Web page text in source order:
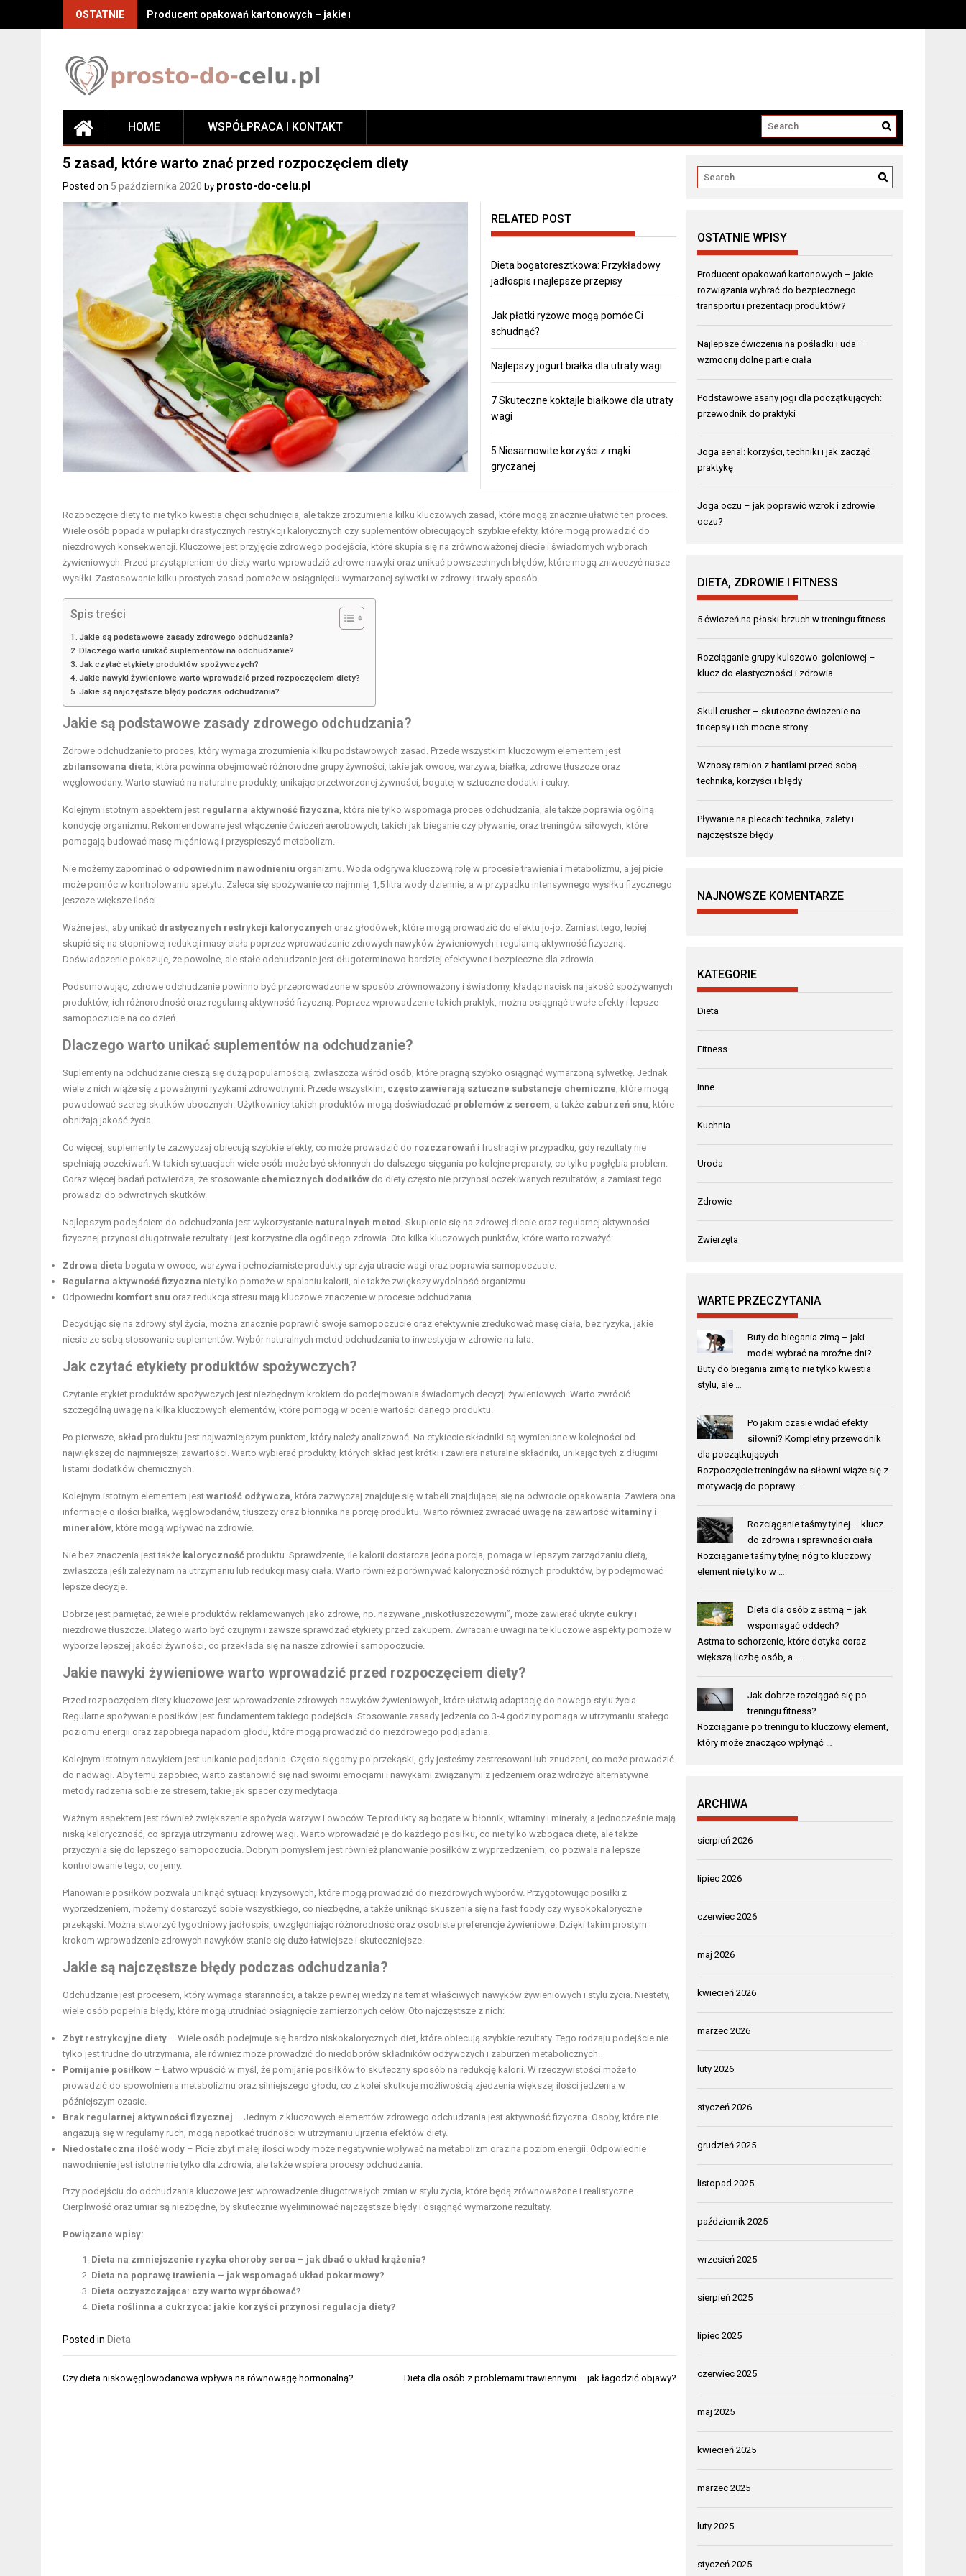
OSTATNIE Producent opakowań kartonowych – jakie rozwiązania wybrać do bezpiecznego transportu i prezentacji produktów?
HOME WSPÓŁPRACA I KONTAKT
5 zasad, które warto znać przed rozpoczęciem diety
Posted on 5 października 2020 by prosto-do-celu.pl
RELATED POST
Dieta bogatoresztkowa: Przykładowy
jadłospis i najlepsze przepisy
Jak płatki ryżowe mogą pomóc Ci
schudnąć?
Najlepszy jogurt białka dla utraty wagi
7 Skuteczne koktajle białkowe dla utraty
wagi
5 Niesamowite korzyści z mąki
gryczanej
Rozpoczęcie diety to nie tylko kwestia chęci schudnięcia, ale także zrozumienia kilku kluczowych zasad, które mogą znacznie ułatwić ten proces.
Wiele osób popada w pułapki drastycznych restrykcji kalorycznych czy suplementów obiecujących szybkie efekty, które mogą prowadzić do
niezdrowych konsekwencji. Kluczowe jest przyjęcie zdrowego podejścia, które skupia się na zrównoważonej diecie i świadomych wyborach
żywieniowych. Przed przystąpieniem do diety warto wprowadzić zdrowe nawyki oraz unikać powszechnych błędów, które mogą zniweczyć nasze
wysiłki. Zastosowanie kilku prostych zasad pomoże w osiągnięciu wymarzonej sylwetki w zdrowy i trwały sposób.
Spis treści
Jakie są podstawowe zasady zdrowego odchudzania?
Dlaczego warto unikać suplementów na odchudzanie?
Jak czytać etykiety produktów spożywczych?
Jakie nawyki żywieniowe warto wprowadzić przed rozpoczęciem diety?
Jakie są najczęstsze błędy podczas odchudzania?
Jakie są podstawowe zasady zdrowego odchudzania?
Zdrowe odchudzanie to proces, który wymaga zrozumienia kilku podstawowych zasad. Przede wszystkim kluczowym elementem jest
zbilansowana dieta, która powinna obejmować różnorodne grupy żywności, takie jak owoce, warzywa, białka, zdrowe tłuszcze oraz
węglowodany. Warto stawiać na naturalne produkty, unikając przetworzonej żywności, bogatej w sztuczne dodatki i cukry.
Kolejnym istotnym aspektem jest regularna aktywność fizyczna, która nie tylko wspomaga proces odchudzania, ale także poprawia ogólną
kondycję organizmu. Rekomendowane jest włączenie ćwiczeń aerobowych, takich jak bieganie czy pływanie, oraz treningów siłowych, które
pomagają budować masę mięśniową i przyspieszyć metabolizm.
Nie możemy zapominać o odpowiednim nawodnieniu organizmu. Woda odgrywa kluczową rolę w procesie trawienia i metabolizmu, a jej picie
może pomóc w kontrolowaniu apetytu. Zaleca się spożywanie co najmniej 1,5 litra wody dziennie, a w przypadku intensywnego wysiłku fizycznego
jeszcze większe ilości.
Ważne jest, aby unikać drastycznych restrykcji kalorycznych oraz głodówek, które mogą prowadzić do efektu jo-jo. Zamiast tego, lepiej
skupić się na stopniowej redukcji masy ciała poprzez wprowadzanie zdrowych nawyków żywieniowych i regularną aktywność fizyczną.
Doświadczenie pokazuje, że powolne, ale stałe odchudzanie jest długoterminowo bardziej efektywne i bezpieczne dla zdrowia.
Podsumowując, zdrowe odchudzanie powinno być przeprowadzone w sposób zrównoważony i świadomy, kładąc nacisk na jakość spożywanych
produktów, ich różnorodność oraz regularną aktywność fizyczną. Poprzez wprowadzenie takich praktyk, można osiągnąć trwałe efekty i lepsze
samopoczucie na co dzień.
Dlaczego warto unikać suplementów na odchudzanie?
Suplementy na odchudzanie cieszą się dużą popularnością, zwłaszcza wśród osób, które pragną szybko osiągnąć wymarzoną sylwetkę. Jednak
wiele z nich wiąże się z poważnymi ryzykami zdrowotnymi. Przede wszystkim, często zawierają sztuczne substancje chemiczne, które mogą
powodować szereg skutków ubocznych. Użytkownicy takich produktów mogą doświadczać problemów z sercem, a także zaburzeń snu, które
obniżają jakość życia.
Co więcej, suplementy te zazwyczaj obiecują szybkie efekty, co może prowadzić do rozczarowań i frustracji w przypadku, gdy rezultaty nie
spełniają oczekiwań. W takich sytuacjach wiele osób może być skłonnych do dalszego sięgania po kolejne preparaty, co tylko pogłębia problem.
Coraz więcej badań potwierdza, że stosowanie chemicznych dodatków do diety często nie przynosi oczekiwanych rezultatów, a zamiast tego
prowadzi do odwrotnych skutków.
Najlepszym podejściem do odchudzania jest wykorzystanie naturalnych metod . Skupienie się na zdrowej diecie oraz regularnej aktywności
fizycznej przynosi długotrwałe rezultaty i jest korzystne dla ogólnego zdrowia. Oto kilka kluczowych punktów, które warto rozważyć:
Zdrowa dieta bogata w owoce, warzywa i pełnoziarniste produkty sprzyja utracie wagi oraz poprawia samopoczucie.
Regularna aktywność fizyczna nie tylko pomoże w spalaniu kalorii, ale także zwiększy wydolność organizmu.
Odpowiedni komfort snu oraz redukcja stresu mają kluczowe znaczenie w procesie odchudzania.
Decydując się na zdrowy styl życia, można znacznie poprawić swoje samopoczucie oraz efektywnie zredukować masę ciała, bez ryzyka, jakie
niesie ze sobą stosowanie suplementów. Wybór naturalnych metod odchudzania to inwestycja w zdrowie na lata.
Jak czytać etykiety produktów spożywczych?
Czytanie etykiet produktów spożywczych jest niezbędnym krokiem do podejmowania świadomych decyzji żywieniowych. Warto zwrócić
szczególną uwagę na kilka kluczowych elementów, które pomogą w ocenie wartości danego produktu.
Po pierwsze, skład produktu jest najważniejszym punktem, który należy analizować. Na etykiecie składniki są wymieniane w kolejności od
największej do najmniejszej zawartości. Warto wybierać produkty, których skład jest krótki i zawiera naturalne składniki, unikając tych z długimi
listami dodatków chemicznych.
Kolejnym istotnym elementem jest wartość odżywcza, która zazwyczaj znajduje się w tabeli znajdującej się na odwrocie opakowania. Zawiera ona
informacje o ilości białka, węglowodanów, tłuszczy oraz błonnika na porcję produktu. Warto również zwracać uwagę na zawartość witaminy i
minerałów, które mogą wpływać na zdrowie.
Nie bez znaczenia jest także kaloryczność produktu. Sprawdzenie, ile kalorii dostarcza jedna porcja, pomaga w lepszym zarządzaniu dietą,
zwłaszcza jeśli zależy nam na utrzymaniu lub redukcji masy ciała. Warto również porównywać kaloryczność różnych produktów, by podejmować
lepsze decyzje.
Dobrze jest pamiętać, że wiele produktów reklamowanych jako zdrowe, np. nazywane „niskotłuszczowymi”, może zawierać ukryte cukry i
niezdrowe tłuszcze. Dlatego warto być czujnym i zawsze sprawdzać etykiety przed zakupem. Zwracanie uwagi na te kluczowe aspekty pomoże w
wyborze lepszej jakości żywności, co przekłada się na nasze zdrowie i samopoczucie.
Jakie nawyki żywieniowe warto wprowadzić przed rozpoczęciem diety?
Przed rozpoczęciem diety kluczowe jest wprowadzenie zdrowych nawyków żywieniowych, które ułatwią adaptację do nowego stylu życia.
Regularne spożywanie posiłków jest fundamentem takiego podejścia. Stosowanie zasady jedzenia co 3-4 godziny pomaga w utrzymaniu stałego
poziomu energii oraz zapobiega napadom głodu, które mogą prowadzić do niezdrowego podjadania.
Kolejnym istotnym nawykiem jest unikanie podjadania. Często sięgamy po przekąski, gdy jesteśmy zestresowani lub znudzeni, co może prowadzić
do nadwagi. Aby temu zapobiec, warto zastanowić się nad swoimi emocjami i nawykami związanymi z jedzeniem oraz wdrożyć alternatywne
metody radzenia sobie ze stresem, takie jak spacer czy medytacja.
Ważnym aspektem jest również zwiększenie spożycia warzyw i owoców. Te produkty są bogate w błonnik, witaminy i minerały, a jednocześnie mają
niską kaloryczność, co sprzyja utrzymaniu zdrowej wagi. Warto wprowadzić je do każdego posiłku, co nie tylko wzbogaca dietę, ale także
przyczynia się do lepszego samopoczucia. Dobrym pomysłem jest również planowanie posiłków z wyprzedzeniem, co pozwala na lepsze
kontrolowanie tego, co jemy.
Planowanie posiłków pozwala uniknąć sytuacji kryzysowych, które mogą prowadzić do niezdrowych wyborów. Przygotowując posiłki z
wyprzedzeniem, możemy dostarczyć sobie wszystkiego, co niezbędne, a także uniknąć skuszenia się na fast foody czy wysokokaloryczne
przekąski. Można stworzyć tygodniowy jadłospis, uwzględniając różnorodność oraz osobiste preferencje żywieniowe. Dzięki takim prostym
krokom wprowadzenie zdrowych nawyków stanie się dużo łatwiejsze i skuteczniejsze.
Jakie są najczęstsze błędy podczas odchudzania?
Odchudzanie jest procesem, który wymaga staranności, a także pewnej wiedzy na temat właściwych nawyków żywieniowych i stylu życia. Niestety,
wiele osób popełnia błędy, które mogą utrudniać osiągnięcie zamierzonych celów. Oto najczęstsze z nich:
Zbyt restrykcyjne diety – Wiele osób podejmuje się bardzo niskokalorycznych diet, które obiecują szybkie rezultaty. Tego rodzaju podejście nie
tylko jest trudne do utrzymania, ale również może prowadzić do niedoborów składników odżywczych i zaburzeń metabolicznych.
Pomijanie posiłków – Łatwo wpuścić w myśl, że pomijanie posiłków to skuteczny sposób na redukcję kalorii. W rzeczywistości może to
prowadzić do spowolnienia metabolizmu oraz silniejszego głodu, co z kolei skutkuje możliwością zjedzenia większej ilości jedzenia w
późniejszym czasie.
Brak regularnej aktywności fizycznej – Jednym z kluczowych elementów zdrowego odchudzania jest aktywność fizyczna. Osoby, które nie
angażują się w regularny ruch, mogą napotkać trudności w utrzymaniu ujrzenia efektów diety.
Niedostateczna ilość wody – Picie zbyt małej ilości wody może negatywnie wpływać na metabolizm oraz na poziom energii. Odpowiednie
nawodnienie jest istotne nie tylko dla zdrowia, ale także wspiera procesy odchudzania.
Przy podejściu do odchudzania kluczowe jest wprowadzenie długotrwałych zmian w stylu życia, które będą zrównoważone i realistyczne.
Cierpliwość oraz umiar są niezbędne, by skutecznie wyeliminować najczęstsze błędy i osiągnąć wymarzone rezultaty.
Powiązane wpisy:
Dieta na zmniejszenie ryzyka choroby serca – jak dbać o układ krążenia?
Dieta na poprawę trawienia – jak wspomagać układ pokarmowy?
Dieta oczyszczająca: czy warto wypróbować?
Dieta roślinna a cukrzyca: jakie korzyści przynosi regulacja diety?
Posted in Dieta
Nawigacja
Czy dieta niskowęglowodanowa wpływa na równowagę hormonalną? Dieta dla osób z problemami trawiennymi – jak łagodzić objawy?
OSTATNIE WPISY
Producent opakowań kartonowych – jakie
rozwiązania wybrać do bezpiecznego
transportu i prezentacji produktów?
Najlepsze ćwiczenia na pośladki i uda –
wzmocnij dolne partie ciała
Podstawowe asany jogi dla początkujących:
przewodnik do praktyki
Joga aerial: korzyści, techniki i jak zacząć
praktykę
Joga oczu – jak poprawić wzrok i zdrowie
oczu?
DIETA, ZDROWIE I FITNESS
5 ćwiczeń na płaski brzuch w treningu fitness
Rozciąganie grupy kulszowo-goleniowej –
klucz do elastyczności i zdrowia
Skull crusher – skuteczne ćwiczenie na
tricepsy i ich mocne strony
Wznosy ramion z hantlami przed sobą –
technika, korzyści i błędy
Pływanie na plecach: technika, zalety i
najczęstsze błędy
NAJNOWSZE KOMENTARZE
KATEGORIE
Dieta
Fitness
Inne
Kuchnia
Uroda
Zdrowie
Zwierzęta
WARTE PRZECZYTANIA
Buty do biegania zimą – jaki
model wybrać na mroźne dni?
Buty do biegania zimą to nie tylko kwestia
stylu, ale …
Po jakim czasie widać efekty
siłowni? Kompletny przewodnik
dla początkujących
Rozpoczęcie treningów na siłowni wiąże się z
motywacją do poprawy …
Rozciąganie taśmy tylnej – klucz
do zdrowia i sprawności ciała
Rozciąganie taśmy tylnej nóg to kluczowy
element nie tylko w …
Dieta dla osób z astmą – jak
wspomagać oddech?
Astma to schorzenie, które dotyka coraz
większą liczbę osób, a …
Jak dobrze rozciągać się po
treningu fitness?
Rozciąganie po treningu to kluczowy element,
który może znacząco wpłynąć …
ARCHIWA
sierpień 2026
lipiec 2026
czerwiec 2026
maj 2026
kwiecień 2026
marzec 2026
luty 2026
styczeń 2026
grudzień 2025
listopad 2025
październik 2025
wrzesień 2025
sierpień 2025
lipiec 2025
czerwiec 2025
maj 2025
kwiecień 2025
marzec 2025
luty 2025
styczeń 2025